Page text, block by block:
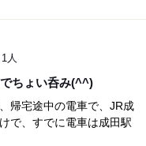
人
ちょい呑み(^^)
帰宅途中の電車で、JR成
で、すでに電車は成田駅